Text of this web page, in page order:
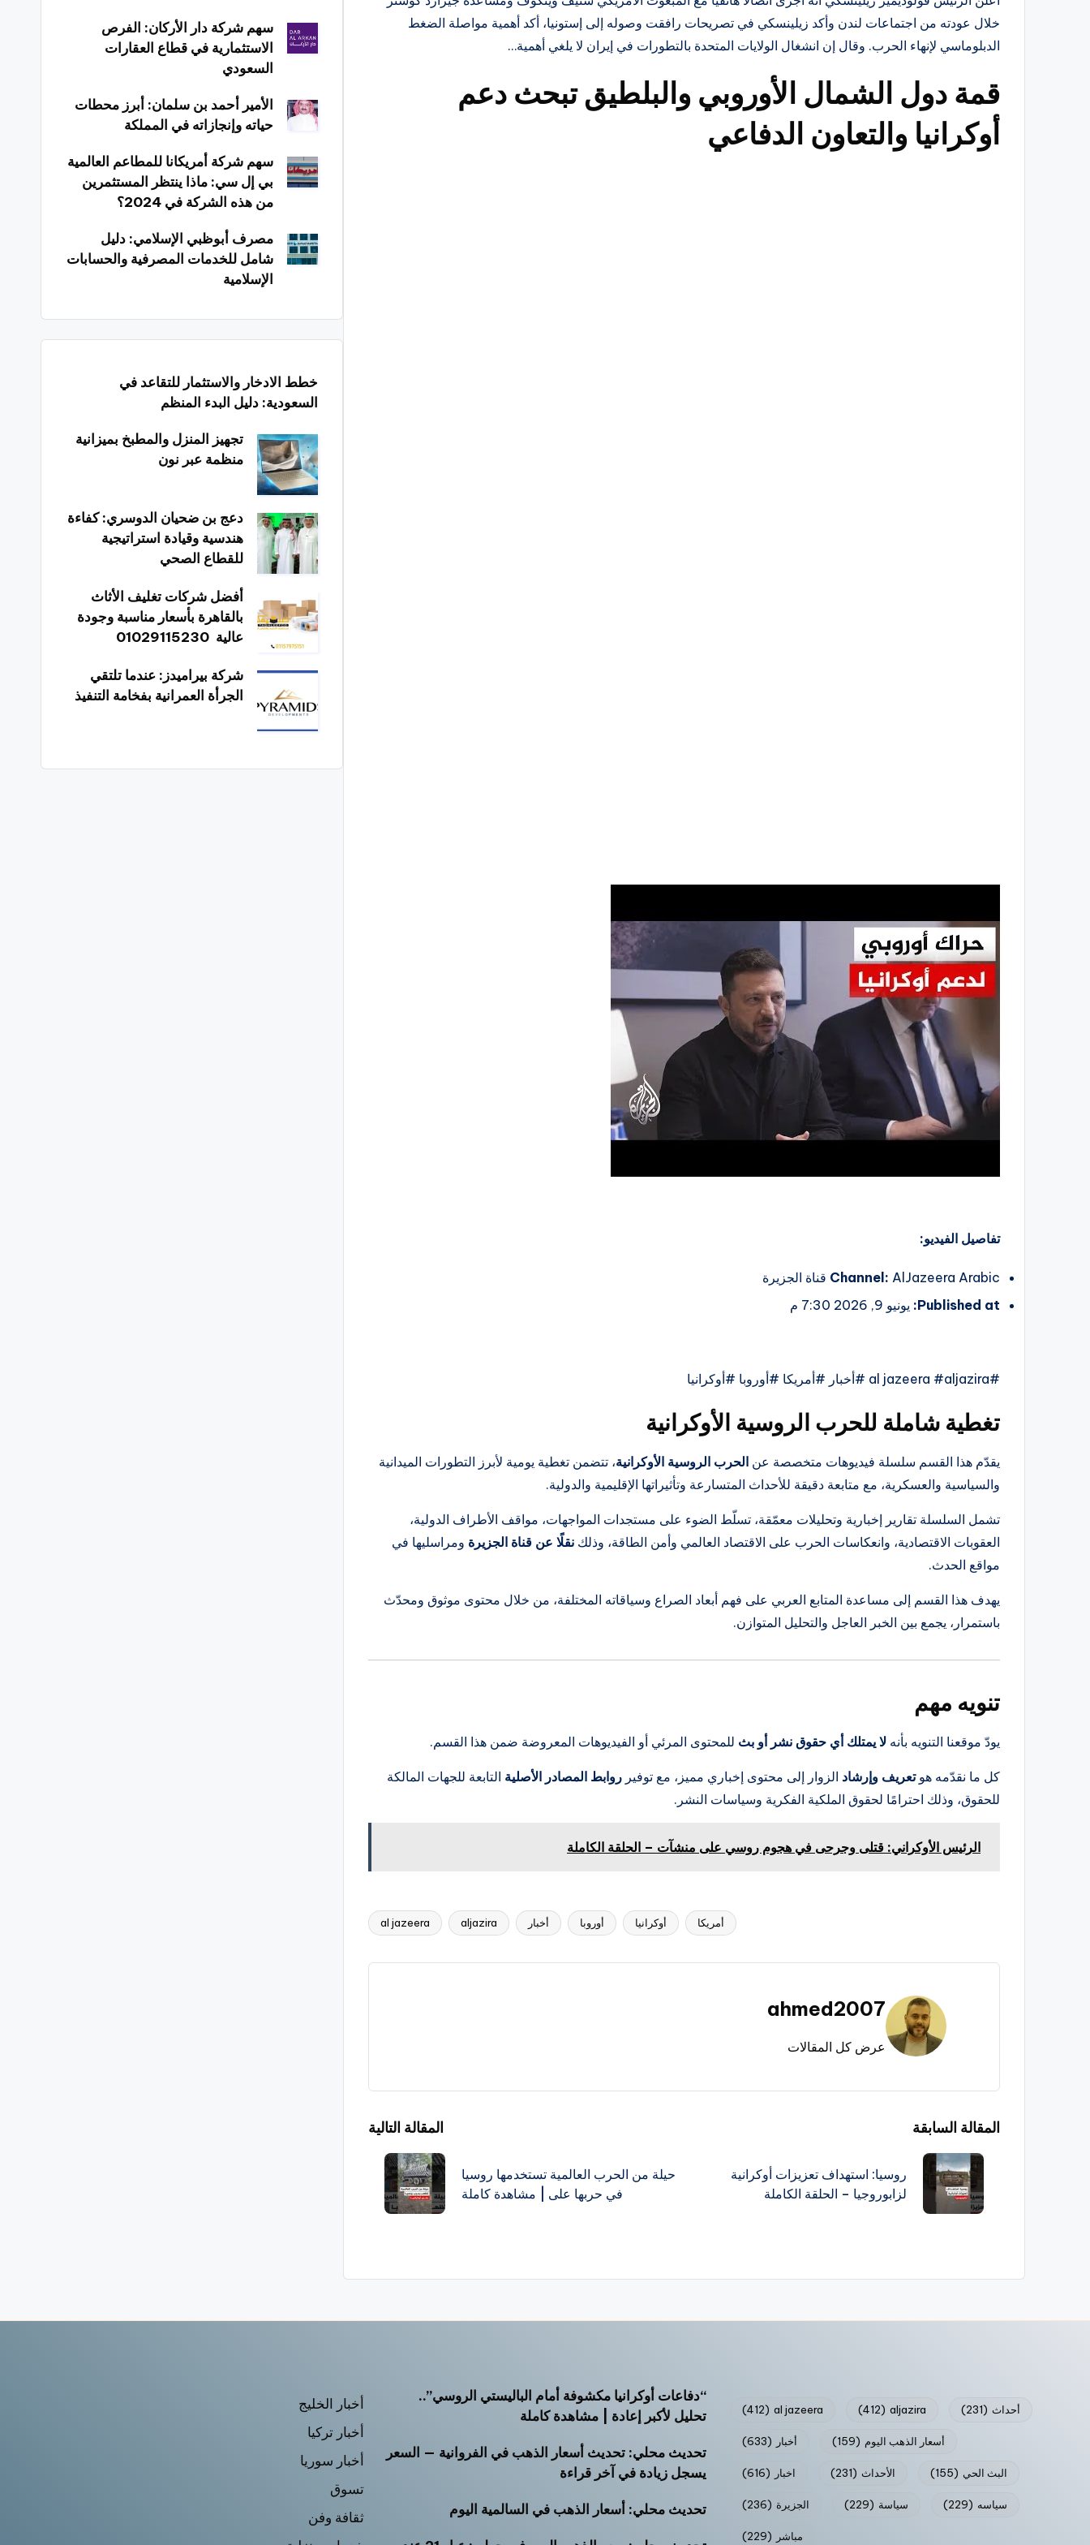
خلال عودته من اجتماعات لندن وأكد زيلينسكي في تصريحات رافقت وصوله إلى إستونيا، أكد أهمية مواصلة الضغط
الدبلوماسي لإنهاء الحرب. وقال إن انشغال الولايات المتحدة بالتطورات في إيران لا يلغي أهمية…
قمة دول الشمال الأوروبي والبلطيق تبحث دعم
أوكرانيا والتعاون الدفاعي
تفاصيل الفيديو:
Channel: AlJazeera Arabic قناة الجزيرة
Published at: يونيو 9, 2026 7:30 م
#al jazeera #aljazira #أخبار #أمريكا #أوروبا #أوكرانيا
تغطية شاملة للحرب الروسية الأوكرانية
يقدّم هذا القسم سلسلة فيديوهات متخصصة عن الحرب الروسية الأوكرانية، تتضمن تغطية يومية لأبرز التطورات الميدانية
والسياسية والعسكرية، مع متابعة دقيقة للأحداث المتسارعة وتأثيراتها الإقليمية والدولية.
تشمل السلسلة تقارير إخبارية وتحليلات معمّقة، تسلّط الضوء على مستجدات المواجهات، مواقف الأطراف الدولية،
العقوبات الاقتصادية، وانعكاسات الحرب على الاقتصاد العالمي وأمن الطاقة، وذلك نقلًا عن قناة الجزيرة ومراسليها في
مواقع الحدث.
يهدف هذا القسم إلى مساعدة المتابع العربي على فهم أبعاد الصراع وسياقاته المختلفة، من خلال محتوى موثوق ومحدّث
باستمرار، يجمع بين الخبر العاجل والتحليل المتوازن.
تنويه مهم
يودّ موقعنا التنويه بأنه لا يمتلك أي حقوق نشر أو بث للمحتوى المرئي أو الفيديوهات المعروضة ضمن هذا القسم.
كل ما نقدّمه هوتعريف وإرشاد الزوار إلى محتوى إخباري مميز، مع توفير روابط المصادر الأصلية التابعة للجهات المالكة
للحقوق، وذلك احترامًا لحقوق الملكية الفكرية وسياسات النشر.
الرئيس الأوكراني: قتلى وجرحى في هجوم روسي على منشآت – الحلقة الكاملة
al jazeera aljazira أخبار أوروبا أوكرانيا أمريكا
ahmed2007
عرض كل المقالات
تصفّح
المقالات
المقالة السابقة
روسيا: استهداف تعزيزات أوكرانية
لزابوروجيا – الحلقة الكاملة
المقالة التالية
حيلة من الحرب العالمية تستخدمها روسيا
في حربها على | مشاهدة كاملة
سهم شركة دار الأركان: الفرص
الاستثمارية في قطاع العقارات
السعودي
الأمير أحمد بن سلمان: أبرز محطات
حياته وإنجازاته في المملكة
سهم شركة أمريكانا للمطاعم العالمية
بي إل سي: ماذا ينتظر المستثمرين
من هذه الشركة في 2024؟
مصرف أبوظبي الإسلامي: دليل
شامل للخدمات المصرفية والحسابات
الإسلامية
خطط الادخار والاستثمار للتقاعد في
السعودية: دليل البدء المنظم
تجهيز المنزل والمطبخ بميزانية
منظمة عبر نون
دعج بن ضحيان الدوسري: كفاءة
هندسية وقيادة استراتيجية
للقطاع الصحي
أفضل شركات تغليف الأثاث
بالقاهرة بأسعار مناسبة وجودة
عالية 01029115230
شركة بيراميدز: عندما تلتقي
الجرأة العمرانية بفخامة التنفيذ
al jazeera
(412) aljazira
(412) أحداث (231)
أخبار (633) أسعار الذهب اليوم (159)
اخبار (616) الأحداث (231) البث الحي (155)
الجزيرة (236) سياسة (229) سياسه (229)
مباشر (229)
“دفاعات أوكرانيا مكشوفة أمام الباليستي الروسي”..
تحليل لأكبر إعادة | مشاهدة كاملة
تحديث محلي: تحديث أسعار الذهب في الفروانية — السعر
يسجل زيادة في آخر قراءة
تحديث محلي: أسعار الذهب في السالمية اليوم
أخبار الخليج
أخبار تركيا
أخبار سوريا
تسوق
ثقافة وفن